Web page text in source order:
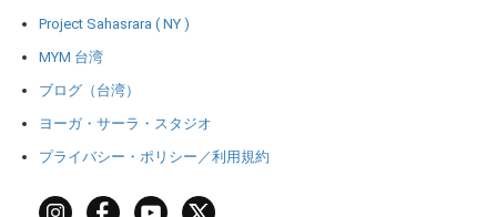
Project Sahasrara ( NY )
MYM 台湾
ブログ（台湾）
ヨーガ・サーラ・スタジオ
プライバシー・ポリシー／利用規約